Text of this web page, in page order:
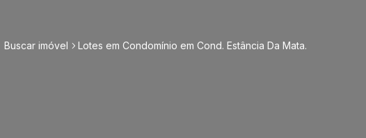
Buscar imóvel Lotes em Condomínio em Cond. Estância Da Mata.